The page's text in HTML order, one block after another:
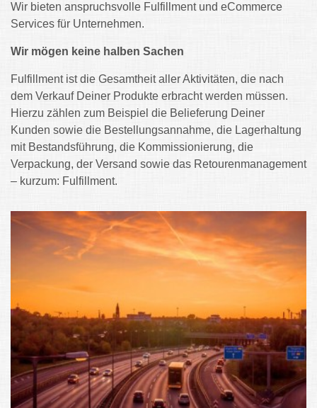
Wir bieten anspruchsvolle Fulfillment und eCommerce
Services für Unternehmen.
Wir mögen keine halben Sachen
Fulfillment ist die Gesamtheit aller Aktivitäten, die nach
dem Verkauf Deiner Produkte erbracht werden müssen.
Hierzu zählen zum Beispiel die Belieferung Deiner
Kunden sowie die Bestellungsannahme, die Lagerhaltung
mit Bestandsführung, die Kommissionierung, die
Verpackung, der Versand sowie das Retourenmanagement
– kurzum: Fulfillment.